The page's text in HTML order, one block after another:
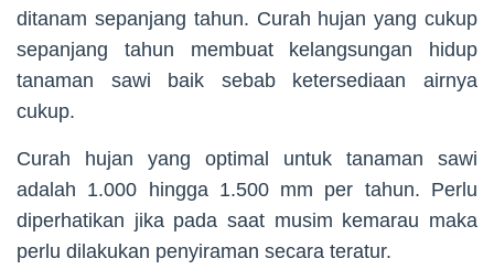
ditanam sepanjang tahun. Curah hujan yang cukup
sepanjang tahun membuat kelangsungan hidup
tanaman sawi baik sebab ketersediaan airnya
cukup.
Curah hujan yang optimal untuk tanaman sawi
adalah 1.000 hingga 1.500 mm per tahun. Perlu
diperhatikan jika pada saat musim kemarau maka
perlu dilakukan penyiraman secara teratur.